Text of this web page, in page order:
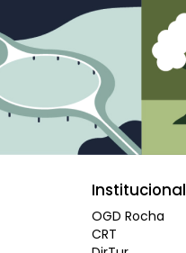
Institucional
OGD Rocha
CRT